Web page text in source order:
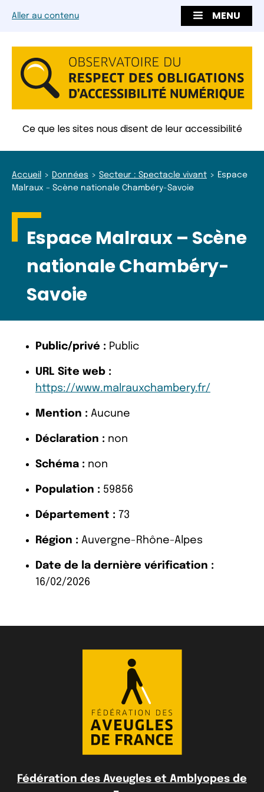
Aller au contenu MENU
Ce que les sites nous disent de leur accessibilité
Accueil Données Secteur : Spectacle vivant
Espace
Malraux – Scène nationale Chambéry-Savoie
Espace Malraux – Scène
nationale Chambéry-
Savoie
Public/privé : Public
URL Site web :
https://www.malrauxchambery.fr/
Mention : Aucune
Déclaration : non
Schéma : non
Population : 59856
Département : 73
Région : Auvergne-Rhône-Alpes
Date de la dernière vérification :
16/02/2026
Fédération des Aveugles et Amblyopes de